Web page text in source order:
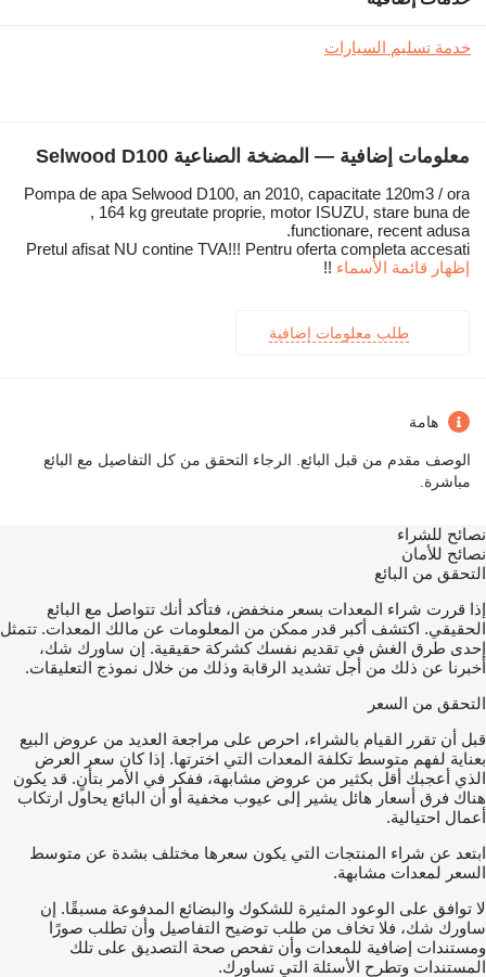
خدمة تسليم السيارات
معلومات إضافية — المضخة الصناعية Selwood D100
Pompa de apa Selwood D100, an 2010, capacitate 120m3 / ora
, 164 kg greutate proprie, motor ISUZU, stare buna de
functionare, recent adusa.
Pretul afisat NU contine TVA!!! Pentru oferta completa accesati
إظهار قائمة الأسماء !!
طلب معلومات إضافية
هامة
الوصف مقدم من قبل البائع. الرجاء التحقق من كل التفاصيل مع البائع
مباشرة.
نصائح للشراء
نصائح للأمان
التحقق من البائع
إذا قررت شراء المعدات بسعر منخفض، فتأكد أنك تتواصل مع البائع
الحقيقي. اكتشف أكبر قدر ممكن من المعلومات عن مالك المعدات. تتمثل
إحدى طرق الغش في تقديم نفسك كشركة حقيقية. إن ساورك شك،
أخبرنا عن ذلك من أجل تشديد الرقابة وذلك من خلال نموذج التعليقات.
التحقق من السعر
قبل أن تقرر القيام بالشراء، احرص على مراجعة العديد من عروض البيع
بعناية لفهم متوسط تكلفة المعدات التي اخترتها. إذا كان سعر العرض
الذي أعجبك أقل بكثير من عروض مشابهة، ففكر في الأمر بتأنٍ. قد يكون
هناك فرق أسعار هائل يشير إلى عيوب مخفية أو أن البائع يحاول ارتكاب
أعمال احتيالية.
ابتعد عن شراء المنتجات التي يكون سعرها مختلف بشدة عن متوسط
السعر لمعدات مشابهة.
لا توافق على الوعود المثيرة للشكوك والبضائع المدفوعة مسبقًا. إن
ساورك شك، فلا تخاف من طلب توضيح التفاصيل وأن تطلب صورًا
ومستندات إضافية للمعدات وأن تفحص صحة التصديق على تلك
المستندات وتطرح الأسئلة التي تساورك.